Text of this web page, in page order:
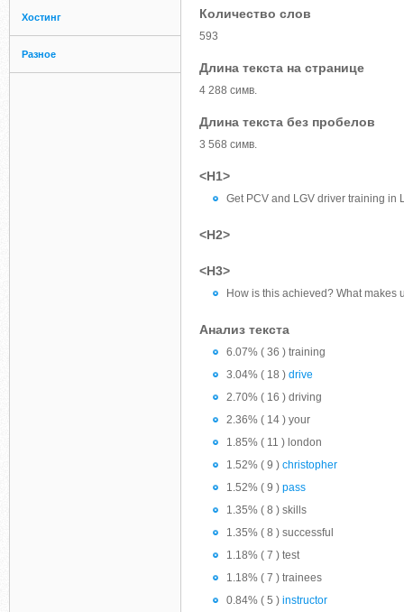
Хостинг
Разное
Количество слов
593
Длина текста на странице
4 288 симв.
Длина текста без пробелов
3 568 симв.
<H1>
Get PCV and LGV driver training in
<H2>
<H3>
How is this achieved? What makes
Анализ текста
6.07% ( 36 ) training
3.04% ( 18 ) drive
2.70% ( 16 ) driving
2.36% ( 14 ) your
1.85% ( 11 ) london
1.52% ( 9 ) christopher
1.52% ( 9 ) pass
1.35% ( 8 ) skills
1.35% ( 8 ) successful
1.18% ( 7 ) test
1.18% ( 7 ) trainees
0.84% ( 5 ) instructor